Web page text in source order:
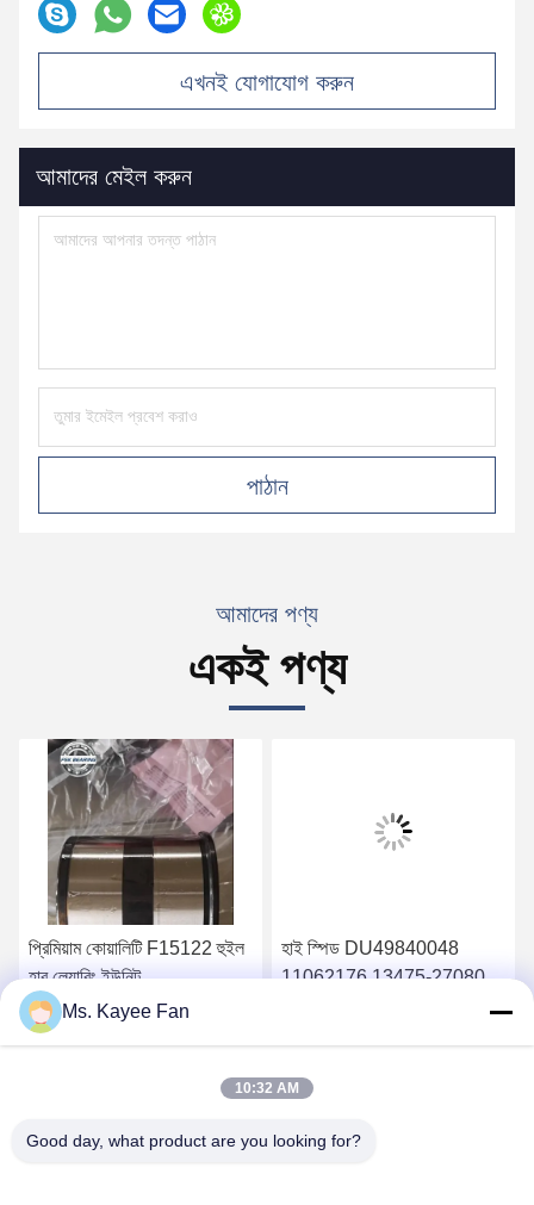
এখনই যোগাযোগ করুন
আমাদের মেইল ​​করুন
পাঠান
আমাদের পণ্য
একই পণ্য
প্রিমিয়াম কোয়ালিটি F15122 হুইল
হাব লেয়ারিং ইউনিট
90*160*125mm ভোলভোর
জন্য খুচরা যন্ত্রাংশ
হাই স্পিড DU49840048
11062176 13475-27080
Ms. Kayee Fan
10:32 AM
Good day, what product are you looking for?